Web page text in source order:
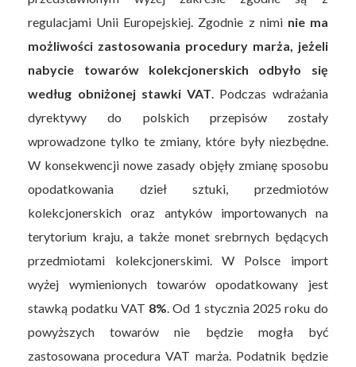
regulacjami Unii Europejskiej. Zgodnie z nimi nie ma
możliwości zastosowania procedury marża, jeżeli
nabycie towarów kolekcjonerskich odbyło się
według obniżonej stawki VAT . Podczas wdrażania
dyrektywy do polskich przepisów zostały
wprowadzone tylko te zmiany, które były niezbędne.
W konsekwencji nowe zasady objęły zmianę sposobu
opodatkowania dzieł sztuki, przedmiotów
kolekcjonerskich oraz antyków importowanych na
terytorium kraju, a także monet srebrnych będących
przedmiotami kolekcjonerskimi. W Polsce import
wyżej wymienionych towarów opodatkowany jest
stawką podatku VAT 8% . Od 1 stycznia 2025 roku do
powyższych towarów nie będzie mogła być
zastosowana procedura VAT marża. Podatnik będzie